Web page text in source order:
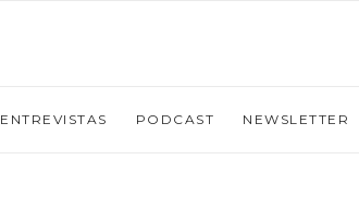
ENTREVISTAS PODCAST NEWSLETTER